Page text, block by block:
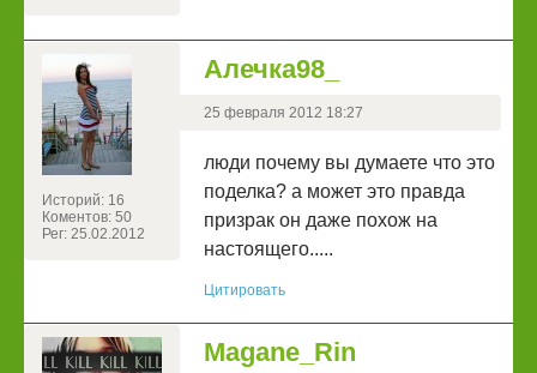
Историй: 16
Коментов: 50
Рег: 25.02.2012
Алечка98_
25 февраля 2012 18:27
люди почему вы думаете что это
поделка? а может это правда
призрак он даже похож на
настоящего.....
Цитировать
Magane_Rin